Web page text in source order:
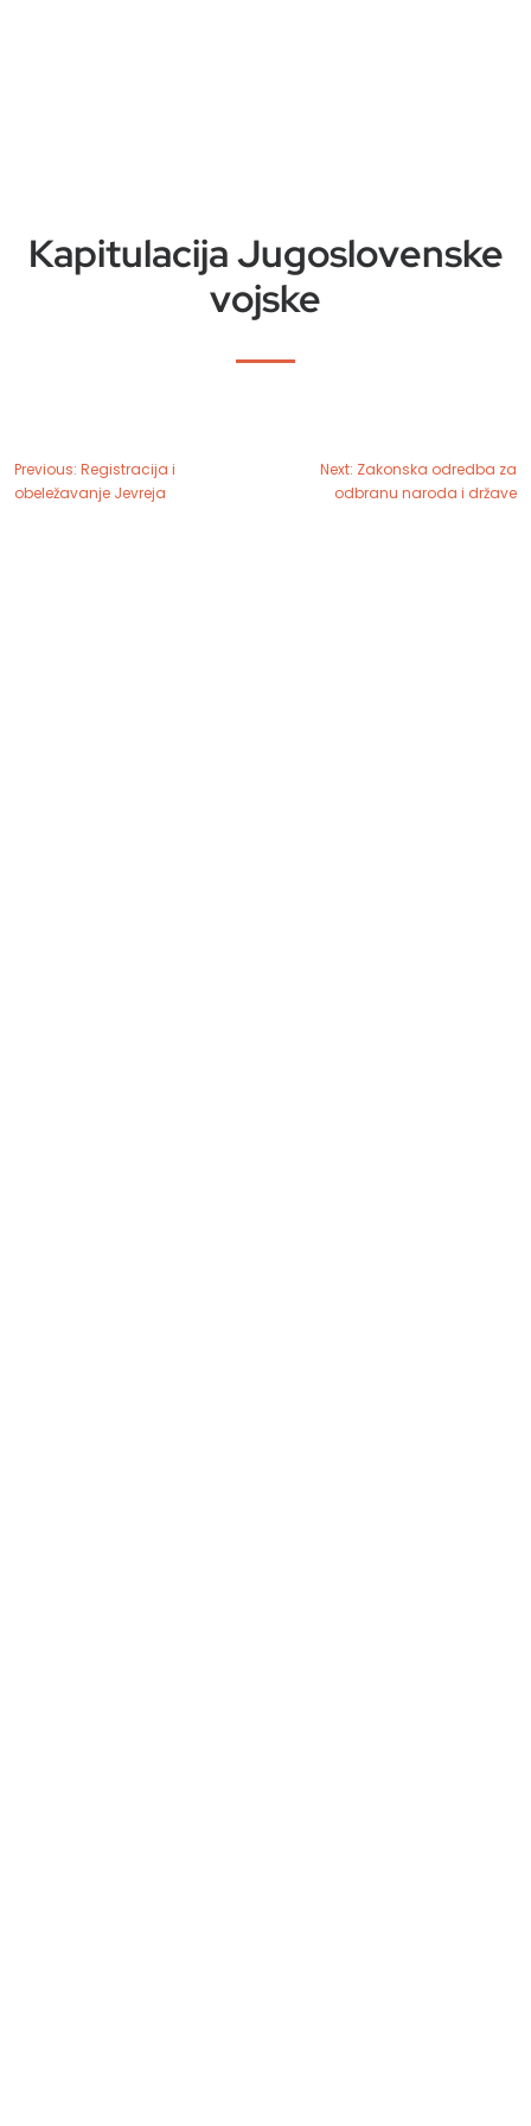
Kapitulacija Jugoslovenske
vojske
Previous: Registracija i
obeležavanje Jevreja
Next: Zakonska odredba za
odbranu naroda i države